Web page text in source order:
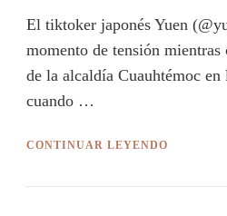
El tiktoker japonés Yuen
momento de tensión
de la alcaldía Cuauhtémoc
cuando …
CONTINUAR LEYENDO